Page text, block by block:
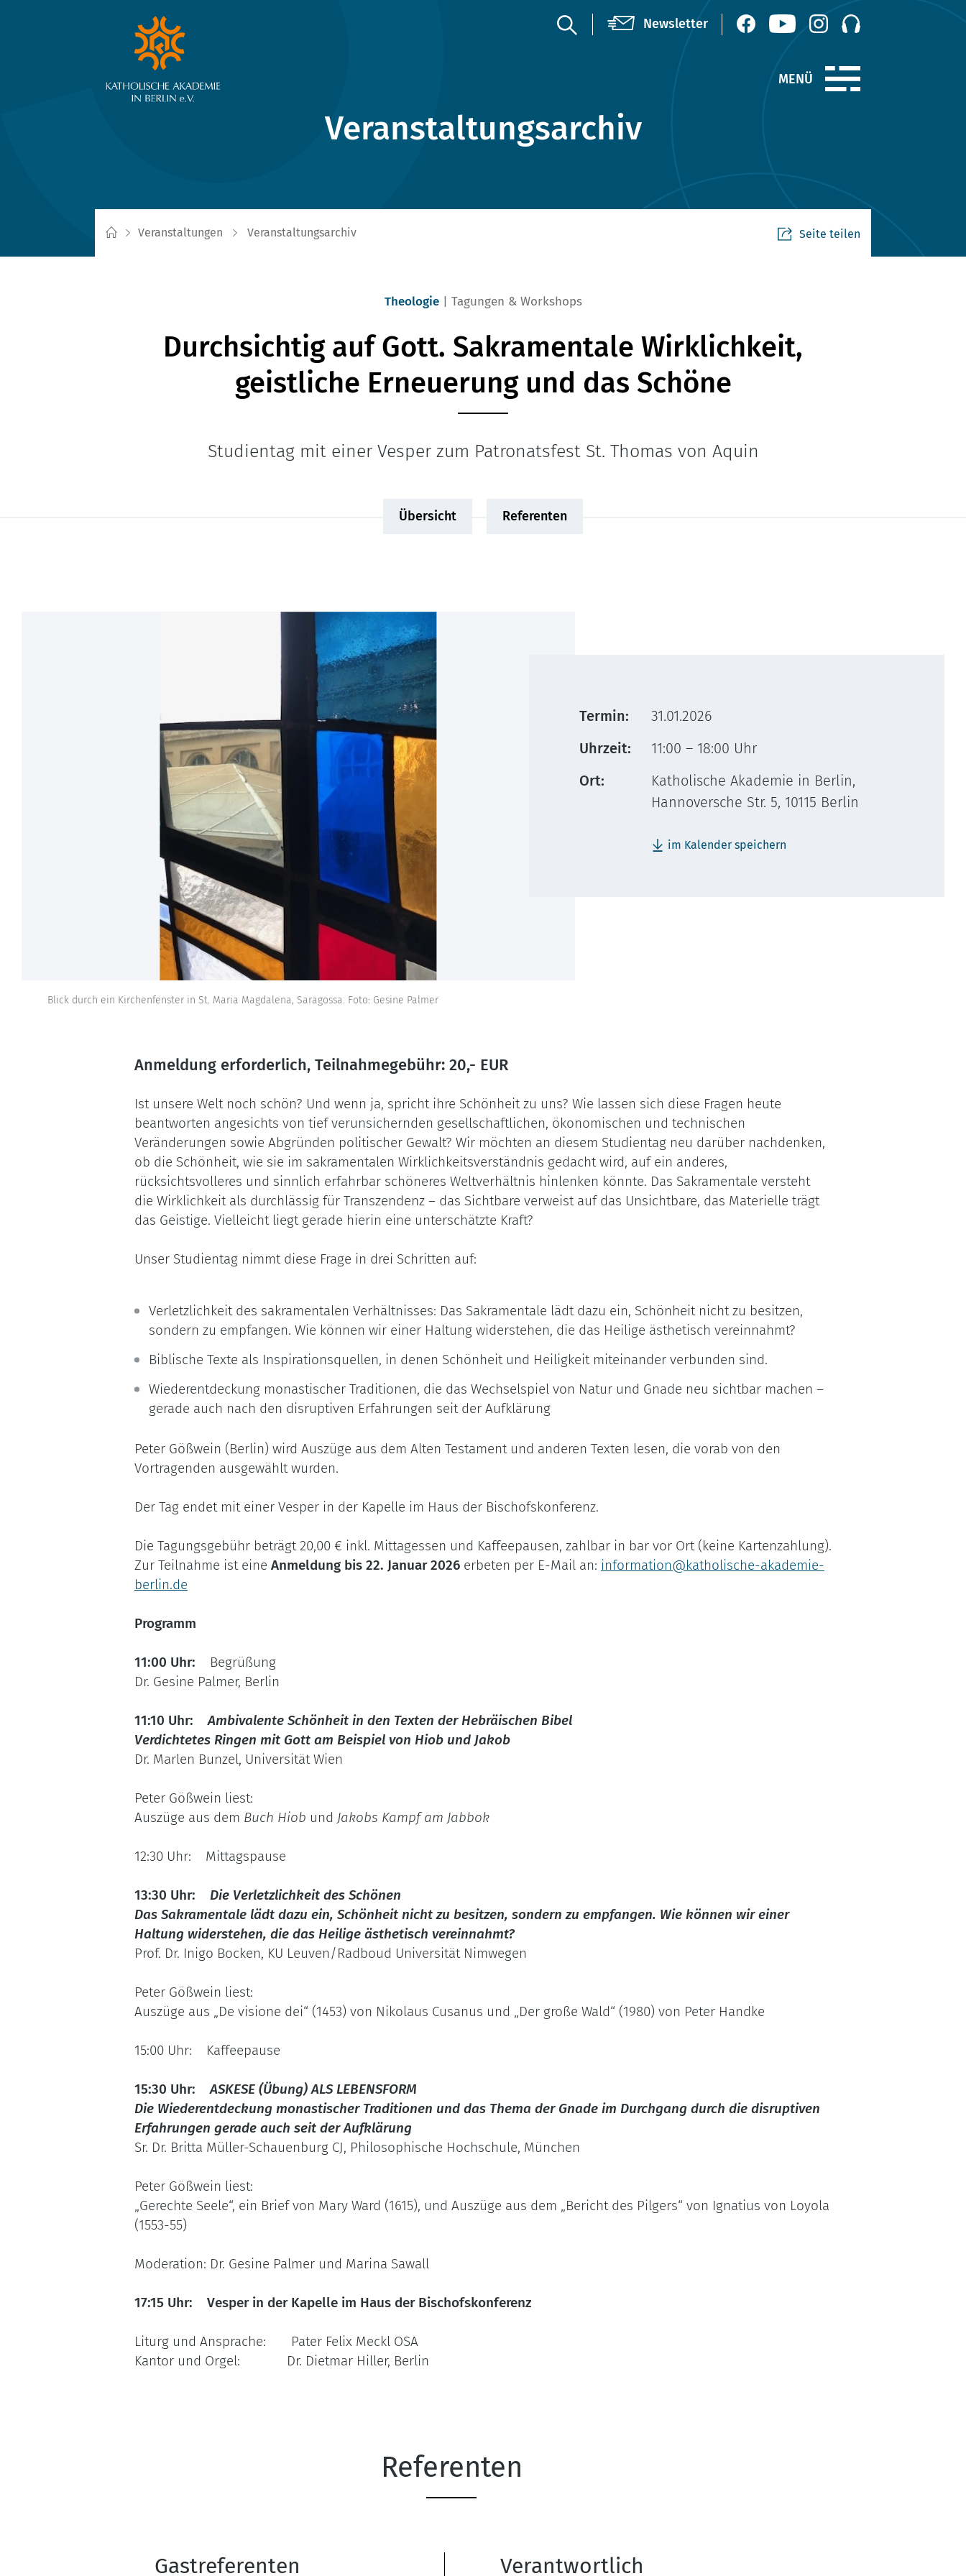
Veranstaltungsarchiv
Veranstaltungen Veranstaltungsarchiv Seite teilen
Theologie Tagungen & Workshops
Durchsichtig auf Gott. Sakramentale Wirklichkeit,
geistliche Erneuerung und das Schöne
Studientag mit einer Vesper zum Patronatsfest St. Thomas von Aquin
Übersicht Referenten
Blick durch ein Kirchenfenster in St. Maria Magdalena, Saragossa. Foto: Gesine Palmer
Termin:
31.01.2026
Uhrzeit:
11:00 – 18:00 Uhr
Ort:
Katholische Akademie in Berlin,
Hannoversche Str. 5, 10115 Berlin
im Kalender speichern
Anmeldung erforderlich, Teilnahmegebühr: 20,- EUR
Ist unsere Welt noch schön? Und wenn ja, spricht ihre Schönheit zu uns? Wie lassen sich diese Fragen heute
beantworten angesichts von tief verunsichernden gesellschaftlichen, ökonomischen und technischen
Veränderungen sowie Abgründen politischer Gewalt? Wir möchten an diesem Studientag neu darüber nachdenken,
ob die Schönheit, wie sie im sakramentalen Wirklichkeitsverständnis gedacht wird, auf ein anderes,
rücksichtsvolleres und sinnlich erfahrbar schöneres Weltverhältnis hinlenken könnte. Das Sakramentale versteht
die Wirklichkeit als durchlässig für Transzendenz – das Sichtbare verweist auf das Unsichtbare, das Materielle trägt
das Geistige. Vielleicht liegt gerade hierin eine unterschätzte Kraft?
Unser Studientag nimmt diese Frage in drei Schritten auf:
Verletzlichkeit des sakramentalen Verhältnisses: Das Sakramentale lädt dazu ein, Schönheit nicht zu besitzen,
sondern zu empfangen. Wie können wir einer Haltung widerstehen, die das Heilige ästhetisch vereinnahmt?
Biblische Texte als Inspirationsquellen, in denen Schönheit und Heiligkeit miteinander verbunden sind.
Wiederentdeckung monastischer Traditionen, die das Wechselspiel von Natur und Gnade neu sichtbar machen –
gerade auch nach den disruptiven Erfahrungen seit der Aufklärung
Peter Gößwein (Berlin) wird Auszüge aus dem Alten Testament und anderen Texten lesen, die vorab von den
Vortragenden ausgewählt wurden.
Der Tag endet mit einer Vesper in der Kapelle im Haus der Bischofskonferenz.
Die Tagungsgebühr beträgt 20,00 € inkl. Mittagessen und Kaffeepausen, zahlbar in bar vor Ort (keine Kartenzahlung).
Zur Teilnahme ist eine Anmeldung bis 22. Januar 2026 erbeten per E-Mail an: information@katholische-akademie-
berlin.de
Programm
11:00 Uhr: Begrüßung
Dr. Gesine Palmer, Berlin
11:10 Uhr:
Ambivalente Schönheit in den Texten der Hebräischen Bibel
Verdichtetes Ringen mit Gott am Beispiel von Hiob und Jakob
Dr. Marlen Bunzel, Universität Wien
Peter Gößwein liest:
Auszüge aus dem Buch Hiob und Jakobs Kampf am Jabbok
12:30 Uhr: Mittagspause
13:30 Uhr: Die Verletzlichkeit des Schönen
Das Sakramentale lädt dazu ein, Schönheit nicht zu besitzen, sondern zu empfangen. Wie können wir einer
Haltung widerstehen, die das Heilige ästhetisch vereinnahmt?
Prof. Dr. Inigo Bocken, KU Leuven/Radboud Universität Nimwegen
Peter Gößwein liest:
Auszüge aus „De visione dei“ (1453) von Nikolaus Cusanus und „Der große Wald“ (1980) von Peter Handke
15:00 Uhr: Kaffeepause
15:30 Uhr:ASKESE (Übung) ALS LEBENSFORM
Die Wiederentdeckung monastischer Traditionen und das Thema der Gnade im Durchgang durch die disruptiven
Erfahrungen gerade auch seit der Aufklärung
Sr. Dr. Britta Müller-Schauenburg CJ, Philosophische Hochschule, München
Peter Gößwein liest:
„Gerechte Seele“, ein Brief von Mary Ward (1615), und Auszüge aus dem „Bericht des Pilgers“ von Ignatius von Loyola
(1553-55)
Moderation: Dr. Gesine Palmer und Marina Sawall
17:15 Uhr: Vesper in der Kapelle im Haus der Bischofskonferenz
Liturg und Ansprache: Pater Felix Meckl OSA
Kantor und Orgel: Dr. Dietmar Hiller, Berlin
Referenten
Gastreferenten Verantwortlich